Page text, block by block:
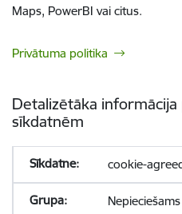
Maps, PowerBI vai citus.
Privātuma politika
Detalizētāka
sīkdatnēm
cookie-
Nepieciešams